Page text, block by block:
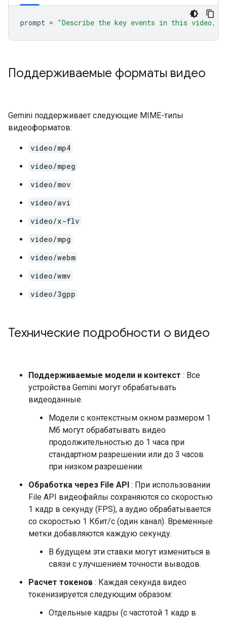
prompt = "Describe the key events in this video,
Поддерживаемые форматы видео
Gemini поддерживает следующие MIME-типы
видеоформатов:
video/mp4
video/mpeg
video/mov
video/avi
video/x-flv
video/mpg
video/webm
video/wmv
video/3gpp
Технические подробности о видео
Поддерживаемые модели и контекст : Все
устройства Gemini могут обрабатывать
видеоданные.
Модели с контекстным окном размером 1
Мб могут обрабатывать видео
продолжительностью до 1 часа при
стандартном разрешении или до 3 часов
при низком разрешении.
Обработка через File API : При использовании
File API видеофайлы сохраняются со скоростью
1 кадр в секунду (FPS), а аудио обрабатывается
со скоростью 1 Кбит/с (один канал). Временные
метки добавляются каждую секунду.
В будущем эти ставки могут измениться в
связи с улучшением точности выводов.
Расчет токенов : Каждая секунда видео
токенизируется следующим образом:
Отдельные кадры (с частотой 1 кадр в